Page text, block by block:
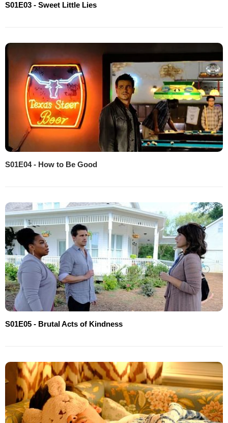
S01E03 - Sweet Little Lies
S01E04 - How to Be Good
S01E05 - Brutal Acts of Kindness